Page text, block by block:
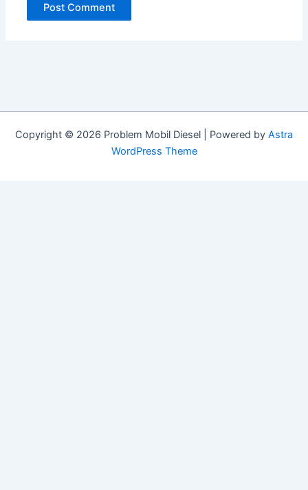
Copyright © 2026 Problem Mobil Diesel | Powered by Astra
WordPress Theme